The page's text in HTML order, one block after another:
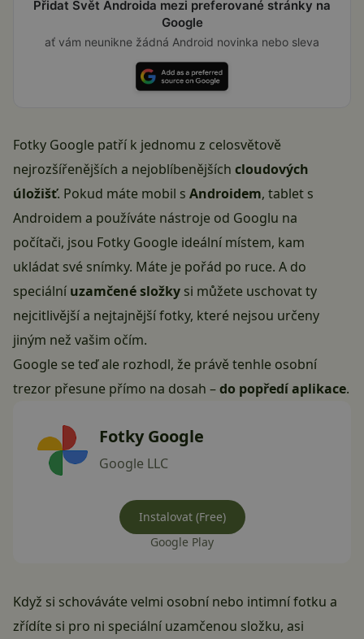
Přidat Svět Androida mezi preferované stránky na
Google
ať vám neunikne žádná Android novinka nebo sleva
Fotky Google patří k jednomu z celosvětově
nejrozšířenějších a nejoblíbenějších cloudových
úložišť. Pokud máte mobil s Androidem, tablet s
Androidem a používáte nástroje od Googlu na
počítači, jsou Fotky Google ideální místem, kam
ukládat své snímky. Máte je pořád po ruce. A do
speciální uzamčené složky si můžete uschovat ty
nejcitlivější a nejtajnější fotky, které nejsou určeny
jiným než vašim očím.
Google se teď ale rozhodl, že právě tenhle osobní
trezor přesune přímo na dosah –do popředí aplikace.
Fotky Google
Google LLC
Instalovat (Free)
Google Play
Když si schováváte velmi osobní nebo intimní fotku a
zřídíte si pro ni speciální uzamčenou složku, asi